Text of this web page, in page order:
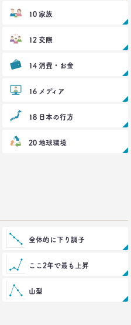
10 家族
12 交際
14 消費・お金
16 メディア
18 日本の行方
20 地球環境
全体的に下り調子
ここ2年で最も上昇
山型